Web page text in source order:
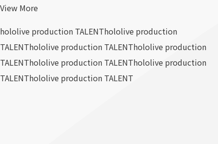
View More
hololive production TALENThololive production
TALENThololive production TALENThololive production
TALENThololive production TALENThololive production
TALENThololive production TALENT